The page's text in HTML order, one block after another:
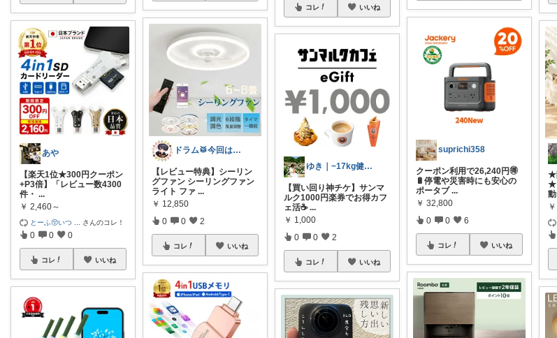
あや
【楽天1位★300円クーポン
+P3倍】「レビュー数4300
件・ ...
￥ 2,460～
とーふ😚いつ さんのコレ！
0 0 0
コレ いいね
ドラム🥁今回は助けて🉐
【レビュー特典】シーリン
グファン シーリングファン
ライト ファ ...
￥ 12,850
0 0 2
コレ いいね
コレ いいね
ゆき｜−17kg健康セレクトショップ
【買い回り神チケ】サンマ
ルク1000円楽券でお得カフ
ェ活☕️...
￥ 1,000
0 0 2
コレ いいね
suprichi358
クーポン利用で26,240円🉐
🔋停電や災害時にも安心の
ポータブ ...
￥ 32,800
0 0 6
コレ いいね
★
★
動
￥